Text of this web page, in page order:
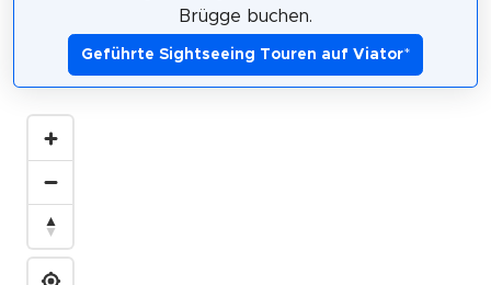
Brügge buchen.
Geführte Sightseeing Touren auf Viator*